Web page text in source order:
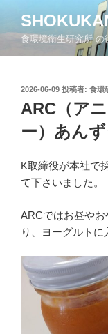
ン
食環境衛生研究所 の
投
稿
日:
2026-06-09 投稿者: 食環
ARC（ア
ー）あんず
K取締役が本社で
て下さいました。
ARCではお昼や
り、ヨーグルトに